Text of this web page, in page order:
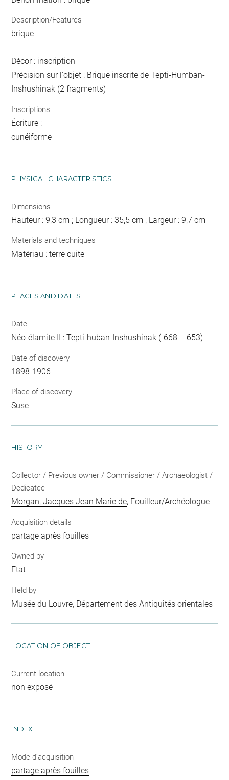
Description/Features
brique
Décor : inscription
Précision sur l'objet : Brique inscrite de Tepti-Humban-
Inshushinak (2 fragments)
Inscriptions
Écriture :
cunéiforme
PHYSICAL CHARACTERISTICS
Dimensions
Hauteur : 9,3 cm ; Longueur : 35,5 cm ; Largeur : 9,7 cm
Materials and techniques
Matériau : terre cuite
PLACES AND DATES
Date
Néo-élamite II : Tepti-huban-Inshushinak (-668 - -653)
Date of discovery
1898-1906
Place of discovery
Suse
HISTORY
Collector / Previous owner / Commissioner / Archaeologist /
Dedicatee
Morgan, Jacques Jean Marie de, Fouilleur/Archéologue
Acquisition details
partage après fouilles
Owned by
Etat
Held by
Musée du Louvre, Département des Antiquités orientales
LOCATION OF OBJECT
Current location
non exposé
INDEX
Mode d'acquisition
partage après fouilles